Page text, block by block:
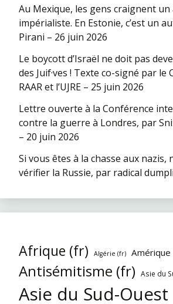
Au Mexique, les gens craignent
impérialiste. En Estonie, c’est un
Pirani – 26 juin 2026
Le boycott d’Israël ne doit pas
des Juif·ves ! Texte co-signé par le
RAAR et l’UJRE – 25 juin 2026
Lettre ouverte à la Conférence
contre la guerre à Londres, par
– 20 juin 2026
Si vous êtes à la chasse aux nazis,
vérifier la Russie, par radical
Afrique (fr) Algérie (fr)
Antisémitisme (fr) Asie du
Asie du Sud-